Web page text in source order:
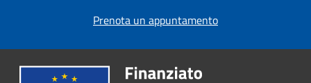
Prenota un appuntamento